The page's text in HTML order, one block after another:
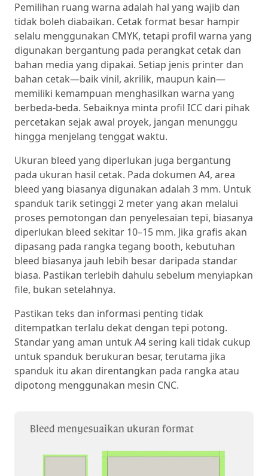
Pemilihan ruang warna adalah hal yang wajib dan
tidak boleh diabaikan. Cetak format besar hampir
selalu menggunakan CMYK, tetapi profil warna yang
digunakan bergantung pada perangkat cetak dan
bahan media yang dipakai. Setiap jenis printer dan
bahan cetak—baik vinil, akrilik, maupun kain—
memiliki kemampuan menghasilkan warna yang
berbeda-beda. Sebaiknya minta profil ICC dari pihak
percetakan sejak awal proyek, jangan menunggu
hingga menjelang tenggat waktu.
Ukuran bleed yang diperlukan juga bergantung
pada ukuran hasil cetak. Pada dokumen A4, area
bleed yang biasanya digunakan adalah 3 mm. Untuk
spanduk tarik setinggi 2 meter yang akan melalui
proses pemotongan dan penyelesaian tepi, biasanya
diperlukan bleed sekitar 10–15 mm. Jika grafis akan
dipasang pada rangka tegang booth, kebutuhan
bleed biasanya jauh lebih besar daripada standar
biasa. Pastikan terlebih dahulu sebelum menyiapkan
file, bukan setelahnya.
Pastikan teks dan informasi penting tidak
ditempatkan terlalu dekat dengan tepi potong.
Standar yang aman untuk A4 sering kali tidak cukup
untuk spanduk berukuran besar, terutama jika
spanduk itu akan direntangkan pada rangka atau
dipotong menggunakan mesin CNC.